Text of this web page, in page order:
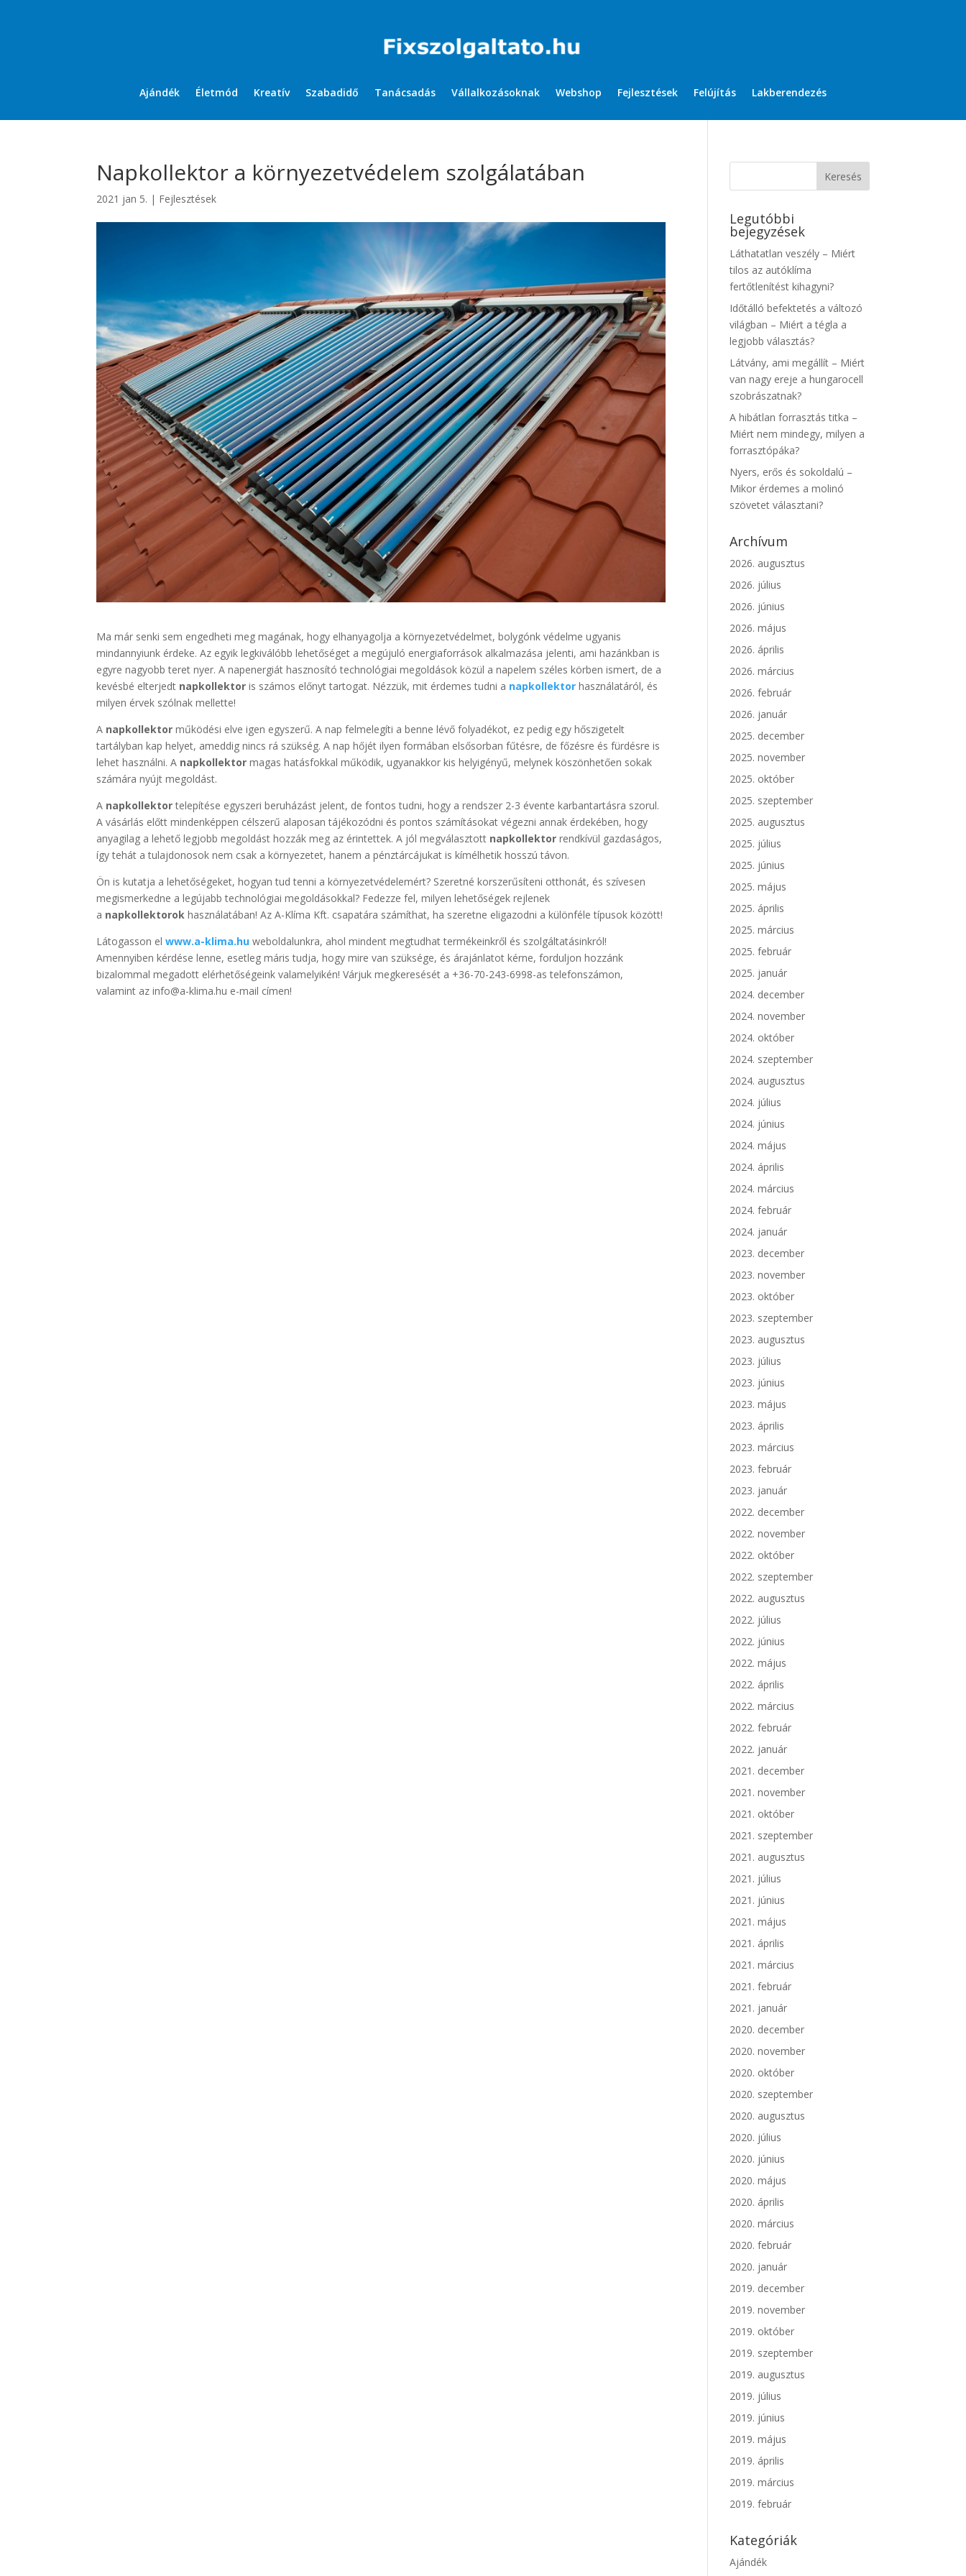
Ajándék Életmód Kreatív Szabadidő Tanácsadás Vállalkozásoknak Webshop Fejlesztések Felújítás Lakberendezés
Napkollektor a környezetvédelem szolgálatában
2021 jan 5. | Fejlesztések
Ma már senki sem engedheti meg magának, hogy elhanyagolja a környezetvédelmet, bolygónk védelme ugyanis
mindannyiunk érdeke. Az egyik legkiválóbb lehetőséget a megújuló energiaforrások alkalmazása jelenti, ami hazánkban is
egyre nagyobb teret nyer. A napenergiát hasznosító technológiai megoldások közül a napelem széles körben ismert, de a
kevésbé elterjedt napkollektor is számos előnyt tartogat. Nézzük, mit érdemes tudni a napkollektor használatáról, és
milyen érvek szólnak mellette!
A napkollektor működési elve igen egyszerű. A nap felmelegíti a benne lévő folyadékot, ez pedig egy hőszigetelt
tartályban kap helyet, ameddig nincs rá szükség. A nap hőjét ilyen formában elsősorban fűtésre, de főzésre és fürdésre is
lehet használni. A napkollektor magas hatásfokkal működik, ugyanakkor kis helyigényű, melynek köszönhetően sokak
számára nyújt megoldást.
A napkollektortelepítése egyszeri beruházást jelent, de fontos tudni, hogy a rendszer 2-3 évente karbantartásra szorul.
A vásárlás előtt mindenképpen célszerű alaposan tájékozódni és pontos számításokat végezni annak érdekében, hogy
anyagilag a lehető legjobb megoldást hozzák meg az érintettek. A jól megválasztott napkollektor rendkívül gazdaságos,
így tehát a tulajdonosok nem csak a környezetet, hanem a pénztárcájukat is kímélhetik hosszú távon.
Ön is kutatja a lehetőségeket, hogyan tud tenni a környezetvédelemért? Szeretné korszerűsíteni otthonát, és szívesen
megismerkedne a legújabb technológiai megoldásokkal? Fedezze fel, milyen lehetőségek rejlenek
a napkollektorok használatában! Az A-Klíma Kft. csapatára számíthat, ha szeretne eligazodni a különféle típusok között!
Látogasson elwww.a-klima.hu weboldalunkra, ahol mindent megtudhat termékeinkről és szolgáltatásinkról!
Amennyiben kérdése lenne, esetleg máris tudja, hogy mire van szüksége, és árajánlatot kérne, forduljon hozzánk
bizalommal megadott elérhetőségeink valamelyikén! Várjuk megkeresését a +36-70-243-6998-as telefonszámon,
valamint az info@a-klima.hu e-mail címen!
Legutóbbi
bejegyzések
Láthatatlan veszély – Miért
tilos az autóklíma
fertőtlenítést kihagyni?
Időtálló befektetés a változó
világban – Miért a tégla a
legjobb választás?
Látvány, ami megállít – Miért
van nagy ereje a hungarocell
szobrászatnak?
A hibátlan forrasztás titka –
Miért nem mindegy, milyen a
forrasztópáka?
Nyers, erős és sokoldalú –
Mikor érdemes a molinó
szövetet választani?
Archívum
2026. augusztus
2026. július
2026. június
2026. május
2026. április
2026. március
2026. február
2026. január
2025. december
2025. november
2025. október
2025. szeptember
2025. augusztus
2025. július
2025. június
2025. május
2025. április
2025. március
2025. február
2025. január
2024. december
2024. november
2024. október
2024. szeptember
2024. augusztus
2024. július
2024. június
2024. május
2024. április
2024. március
2024. február
2024. január
2023. december
2023. november
2023. október
2023. szeptember
2023. augusztus
2023. július
2023. június
2023. május
2023. április
2023. március
2023. február
2023. január
2022. december
2022. november
2022. október
2022. szeptember
2022. augusztus
2022. július
2022. június
2022. május
2022. április
2022. március
2022. február
2022. január
2021. december
2021. november
2021. október
2021. szeptember
2021. augusztus
2021. július
2021. június
2021. május
2021. április
2021. március
2021. február
2021. január
2020. december
2020. november
2020. október
2020. szeptember
2020. augusztus
2020. július
2020. június
2020. május
2020. április
2020. március
2020. február
2020. január
2019. december
2019. november
2019. október
2019. szeptember
2019. augusztus
2019. július
2019. június
2019. május
2019. április
2019. március
2019. február
Kategóriák
Ajándék